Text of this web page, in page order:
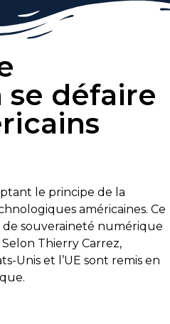
se défaire
le principe de la
américaines. Ce
souveraineté numérique
Thierry Carrez,
Unis et l’UE sont remis en